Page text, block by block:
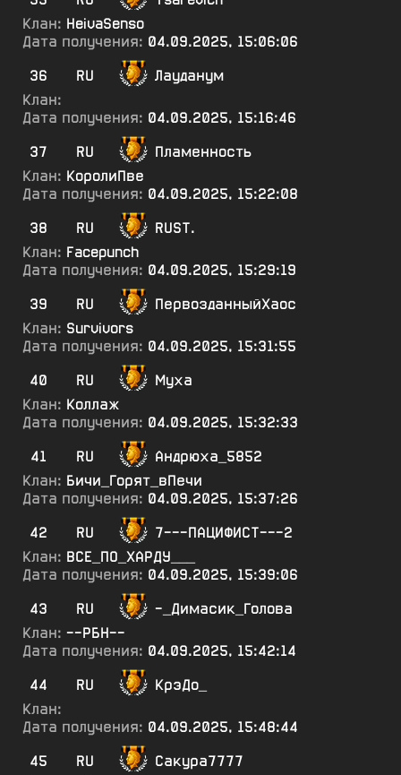
Клан: HeivaSenso
Дата получения: 04.09.2025, 15:06:06
36
RU
Лауданум
Клан:
Дата получения: 04.09.2025, 15:16:46
37
RU
Пламенность
Клан: КоролиПве
Дата получения: 04.09.2025, 15:22:08
38
RU
RUST.
Клан: Facepunch
Дата получения: 04.09.2025, 15:29:19
39
RU
ПервозданныйХаос
Клан: Survivors
Дата получения: 04.09.2025, 15:31:55
40
RU
Муха
Клан: Коллаж
Дата получения: 04.09.2025, 15:32:33
41
RU
Андрюха_5852
Клан: Бичи_Горят_вПечи
Дата получения: 04.09.2025, 15:37:26
42
RU
7---ПАЦИФИСТ---2
Клан: ВСЕ_ПО_ХАРДУ___
Дата получения: 04.09.2025, 15:39:06
43
RU
-_Димасик_Голова
Клан: --РБН--
Дата получения: 04.09.2025, 15:42:14
44
RU
КрэДо_
Клан:
Дата получения: 04.09.2025, 15:48:44
45
RU
Сакура7777